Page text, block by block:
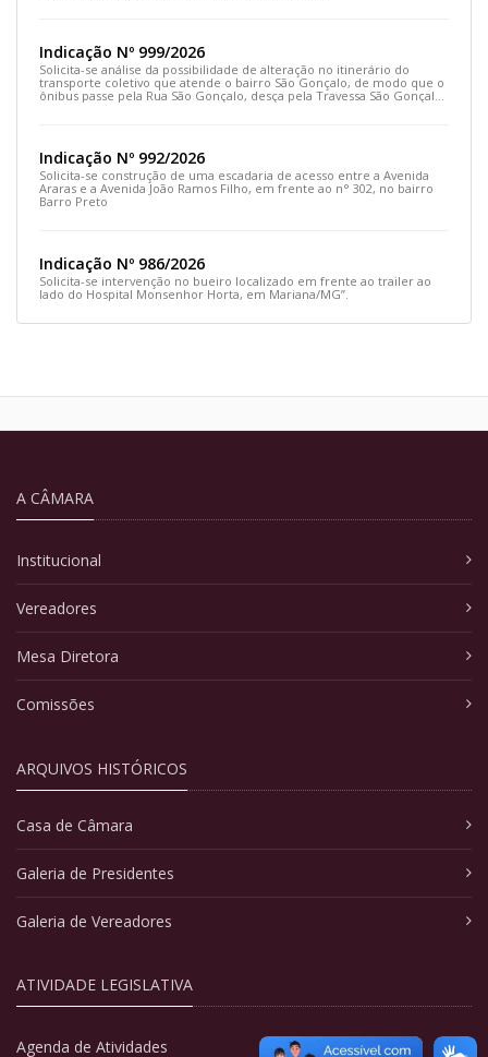
Indicação Nº 999/2026
Solicita-se análise da possibilidade de alteração no itinerário do
transporte coletivo que atende o bairro São Gonçalo, de modo que o
ônibus passe pela Rua São Gonçalo, desça pela Travessa São Gonçalo
Indicação Nº 992/2026
Solicita-se construção de uma escadaria de acesso entre a Avenida
Araras e a Avenida João Ramos Filho, em frente ao n° 302, no bairro
Barro Preto
Indicação Nº 986/2026
Solicita-se intervenção no bueiro localizado em frente ao trailer ao
lado do Hospital Monsenhor Horta, em Mariana/MG”.
A CÂMARA
Institucional
Vereadores
Mesa Diretora
Comissões
ARQUIVOS HISTÓRICOS
Casa de Câmara
Galeria de Presidentes
Galeria de Vereadores
ATIVIDADE LEGISLATIVA
Agenda de Atividades